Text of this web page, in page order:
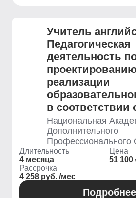
Учитель
Педагогическая
деятельность
реализации
в
Национальная
Дополнительного
Профессионального
Длительность
4 месяца
Цена
51 100
Рассрочка
4 258 руб. /мес
Подробнее